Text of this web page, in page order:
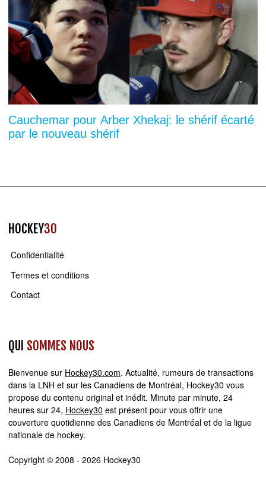
Cauchemar pour Arber Xhekaj: le shérif écarté
par le nouveau shérif
HOCKEY30
Confidentialité
Termes et conditions
Contact
QUI SOMMES NOUS
Bienvenue sur Hockey30.com. Actualité, rumeurs de transactions
dans la LNH et sur les Canadiens de Montréal, Hockey30 vous
propose du contenu original et inédit. Minute par minute, 24
heures sur 24, Hockey30 est présent pour vous offrir une
couverture quotidienne des Canadiens de Montréal et de la ligue
nationale de hockey.
Copyright © 2008 - 2026 Hockey30